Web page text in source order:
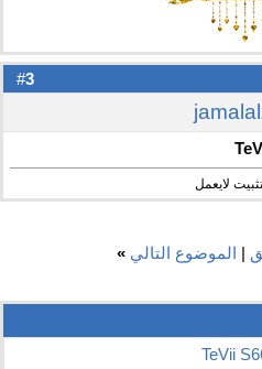
3
لايعمل
| الموضوع التالي »